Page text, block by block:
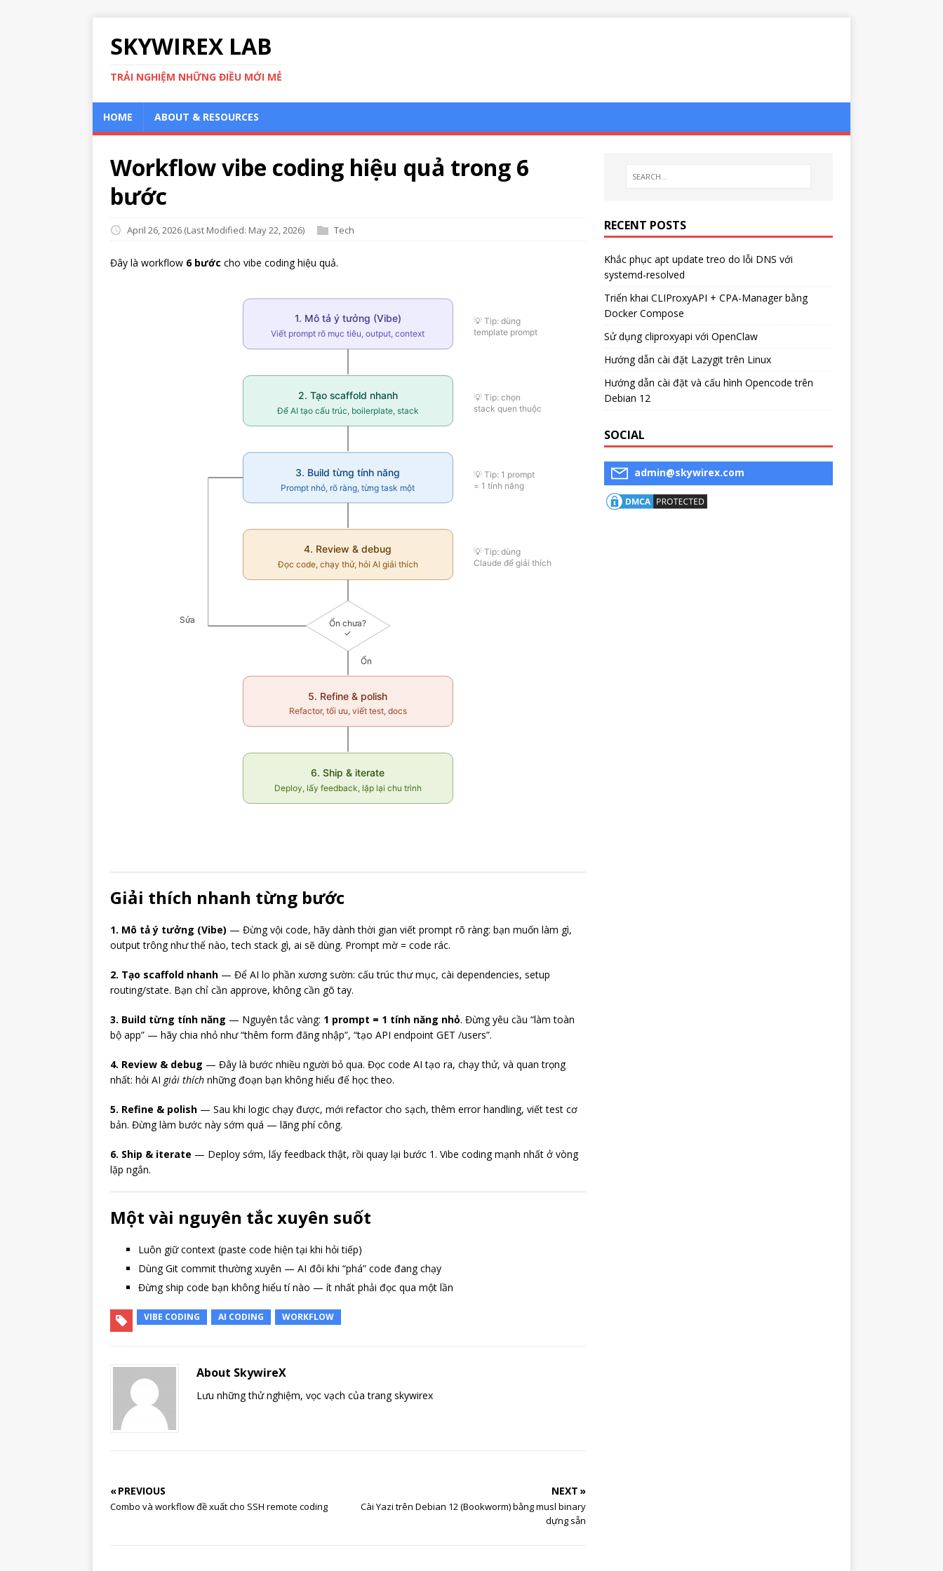
SKYWIREX LAB
TRẢI NGHIỆM NHỮNG ĐIỀU MỚI MẺ
HOME ABOUT & RESOURCES
Workflow vibe coding hiệu quả trong 6
bước
April 26, 2026 (Last Modified: May 22, 2026) Tech
Đây là workflow 6 bước cho vibe coding hiệu quả.
Giải thích nhanh từng bước
1. Mô tả ý tưởng (Vibe) — Đừng vội code, hãy dành thời gian viết prompt rõ ràng: bạn muốn làm gì,
output trông như thế nào, tech stack gì, ai sẽ dùng. Prompt mờ = code rác.
2. Tạo scaffold nhanh — Để AI lo phần xương sườn: cấu trúc thư mục, cài dependencies, setup
routing/state. Bạn chỉ cần approve, không cần gõ tay.
3. Build từng tính năng — Nguyên tắc vàng: 1 prompt = 1 tính năng nhỏ. Đừng yêu cầu “làm toàn
bộ app” — hãy chia nhỏ như “thêm form đăng nhập”, “tạo API endpoint GET /users”.
4. Review & debug — Đây là bước nhiều người bỏ qua. Đọc code AI tạo ra, chạy thử, và quan trọng
nhất: hỏi AI giải thích những đoạn bạn không hiểu để học theo.
5. Refine & polish — Sau khi logic chạy được, mới refactor cho sạch, thêm error handling, viết test cơ
bản. Đừng làm bước này sớm quá — lãng phí công.
6. Ship & iterate — Deploy sớm, lấy feedback thật, rồi quay lại bước 1. Vibe coding mạnh nhất ở vòng
lặp ngắn.
Một vài nguyên tắc xuyên suốt
Luôn giữ context (paste code hiện tại khi hỏi tiếp)
Dùng Git commit thường xuyên — AI đôi khi “phá” code đang chạy
Đừng ship code bạn không hiểu tí nào — ít nhất phải đọc qua một lần
VIBE CODING AI CODING WORKFLOW
About SkywireX
Lưu những thử nghiệm, vọc vạch của trang skywirex
« PREVIOUS
Combo và workflow đề xuất cho SSH remote coding
NEXT »
Cài Yazi trên Debian 12 (Bookworm) bằng musl binary
dựng sẵn
RECENT POSTS
Khắc phục apt update treo do lỗi DNS với
systemd-resolved
Triển khai CLIProxyAPI + CPA-Manager bằng
Docker Compose
Sử dụng cliproxyapi với OpenClaw
Hướng dẫn cài đặt Lazygit trên Linux
Hướng dẫn cài đặt và cấu hình Opencode trên
Debian 12
SOCIAL
admin@skywirex.com